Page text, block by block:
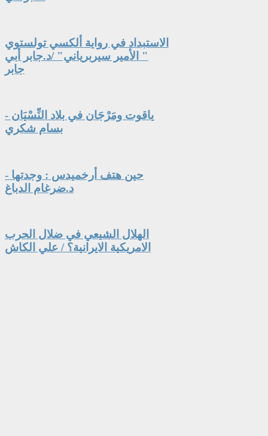
الاستبداد في رواية ألكسي تولستوي
" الأمير سيربرياني" /د.جابر أبي
جابر
ياقوت ومَرْجَان في بلاد النِّسْيَان -
بسام شكري
حين هتف أرخميدس : وجدتها -
د.ضرغام الدباغ
الهلال الشيعي في ضلال الحرب
الامريكية الايرانية؟ / علي الكاش